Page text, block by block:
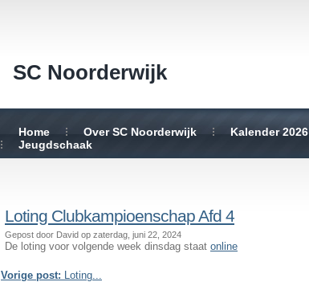
SC Noorderwijk
Home Over SC Noorderwijk Kalender 2026
Jeugdschaak
Loting Clubkampioenschap Afd 4
Gepost door David op zaterdag, juni 22, 2024
De loting voor volgende week dinsdag staat online
Vorige post: Loting...